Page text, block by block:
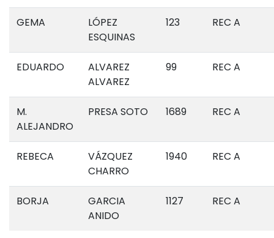
GEMA
LÓPEZ
ESQUINAS
123 REC A
EDUARDO
ALVAREZ
ALVAREZ
99 REC A
M.
ALEJANDRO
PRESA SOTO 1689 REC A
REBECA
VÁZQUEZ
CHARRO
1940 REC A
BORJA
GARCIA
ANIDO
1127 REC A